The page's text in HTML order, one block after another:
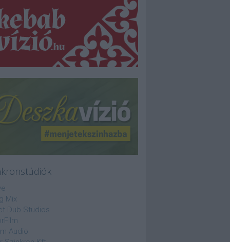
Mix
Dub Studios
Audio